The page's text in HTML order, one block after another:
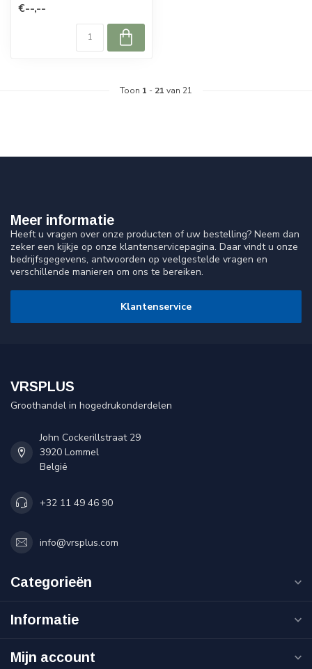
€--,--
Toon 1 - 21 van 21
Meer informatie
Heeft u vragen over onze producten of uw bestelling? Neem dan
zeker een kijkje op onze klantenservicepagina. Daar vindt u onze
bedrijfsgegevens, antwoorden op veelgestelde vragen en
verschillende manieren om ons te bereiken.
Klantenservice
VRSPLUS
Groothandel in hogedrukonderdelen
John Cockerillstraat 29
3920 Lommel
België
+32 11 49 46 90
info@vrsplus.com
Categorieën
Informatie
Mijn account